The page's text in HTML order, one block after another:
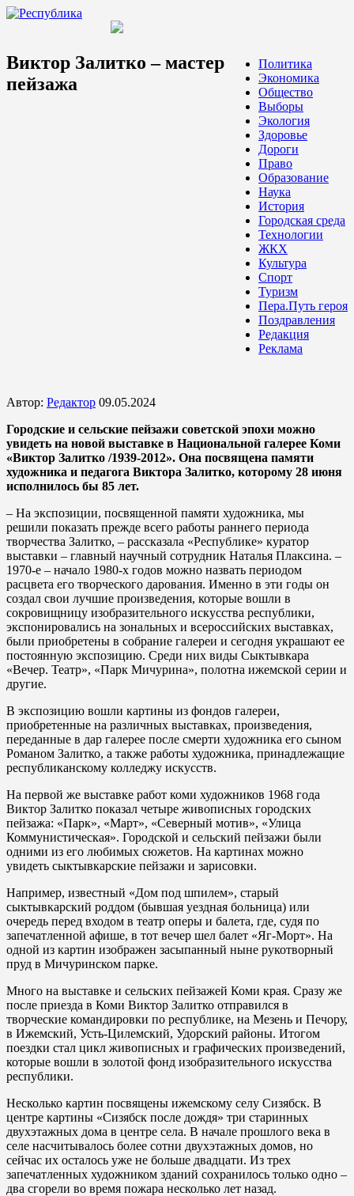
Политика
Экономика
Общество
Выборы
Экология
Здоровье
Дороги
Право
Образование
Наука
История
Городская среда
Технологии
ЖКХ
Культура
Спорт
Туризм
Пера.Путь героя
Поздравления
Редакция
Реклама
Виктор Залитко – мастер
пейзажа
Автор: Редактор 09.05.2024
Городские и сельские пейзажи советской эпохи можно
увидеть на новой выставке в Национальной галерее Коми
«Виктор Залитко /1939-2012». Она посвящена памяти
художника и педагога Виктора Залитко, которому 28 июня
исполнилось бы 85 лет.
– На экспозиции, посвященной памяти художника, мы
решили показать прежде всего работы раннего периода
творчества Залитко, – рассказала «Республике» куратор
выставки – главный научный сотрудник Наталья Плаксина. –
1970-е – начало 1980-х годов можно назвать периодом
расцвета его творческого дарования. Именно в эти годы он
создал свои лучшие произведения, которые вошли в
сокровищницу изобразительного искусства республики,
экспонировались на зональных и всероссийских выставках,
были приобретены в собрание галереи и сегодня украшают ее
постоянную экспозицию. Среди них виды Сыктывкара
«Вечер. Театр», «Парк Мичурина», полотна ижемской серии и
другие.
В экспозицию вошли картины из фондов галереи,
приобретенные на различных выставках, произведения,
переданные в дар галерее после смерти художника его сыном
Романом Залитко, а также работы художника, принадлежащие
республиканскому колледжу искусств.
На первой же выставке работ коми художников 1968 года
Виктор Залитко показал четыре живописных городских
пейзажа: «Парк», «Март», «Северный мотив», «Улица
Коммунистическая». Городской и сельский пейзажи были
одними из его любимых сюжетов. На картинах можно
увидеть сыктывкарские пейзажи и зарисовки.
Например, известный «Дом под шпилем», старый
сыктывкарский роддом (бывшая уездная больница) или
очередь перед входом в театр оперы и балета, где, судя по
запечатленной афише, в тот вечер шел балет «Яг-Морт». На
одной из картин изображен засыпанный ныне рукотворный
пруд в Мичуринском парке.
Много на выставке и сельских пейзажей Коми края. Сразу же
после приезда в Коми Виктор Залитко отправился в
творческие командировки по республике, на Мезень и Печору,
в Ижемский, Усть-Цилемский, Удорский районы. Итогом
поездки стал цикл живописных и графических произведений,
которые вошли в золотой фонд изобразительного искусства
республики.
Несколько картин посвящены ижемскому селу Сизябск. В
центре картины «Сизябск после дождя» три старинных
двухэтажных дома в центре села. В начале прошлого века в
селе насчитывалось более сотни двухэтажных домов, но
сейчас их осталось уже не больше двадцати. Из трех
запечатленных художником зданий сохранилось только одно –
два сгорели во время пожара несколько лет назад.